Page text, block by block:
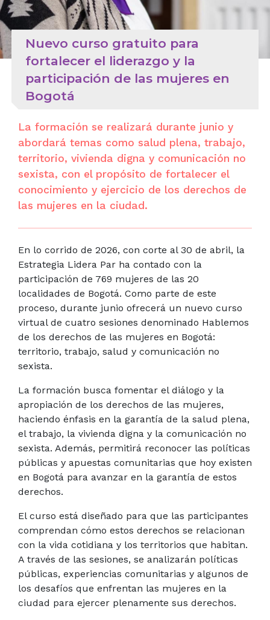
Nuevo curso gratuito para
fortalecer el liderazgo y la
participación de las mujeres en
Bogotá
La formación se realizará durante junio y
abordará temas como salud plena, trabajo,
territorio, vivienda digna y comunicación no
sexista, con el propósito de fortalecer el
conocimiento y ejercicio de los derechos de
las mujeres en la ciudad.
En lo corrido de 2026, con corte al 30 de abril, la
Estrategia Lidera Par ha contado con la
participación de 769 mujeres de las 20
localidades de Bogotá. Como parte de este
proceso, durante junio ofrecerá un nuevo curso
virtual de cuatro sesiones denominado Hablemos
de los derechos de las mujeres en Bogotá:
territorio, trabajo, salud y comunicación no
sexista.
La formación busca fomentar el diálogo y la
apropiación de los derechos de las mujeres,
haciendo énfasis en la garantía de la salud plena,
el trabajo, la vivienda digna y la comunicación no
sexista. Además, permitirá reconocer las políticas
públicas y apuestas comunitarias que hoy existen
en Bogotá para avanzar en la garantía de estos
derechos.
El curso está diseñado para que las participantes
comprendan cómo estos derechos se relacionan
con la vida cotidiana y los territorios que habitan.
A través de las sesiones, se analizarán políticas
públicas, experiencias comunitarias y algunos de
los desafíos que enfrentan las mujeres en la
ciudad para ejercer plenamente sus derechos.